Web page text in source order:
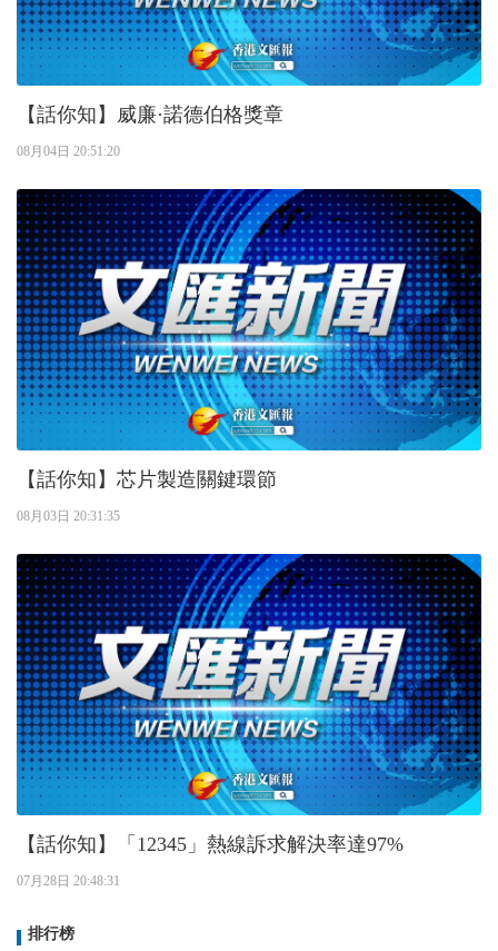
【話你知】威廉·諾德伯格獎章
08月04日 20:51:20
【話你知】芯片製造關鍵環節
08月03日 20:31:35
【話你知】「12345」熱線訴求解決率達97%
07月28日 20:48:31
排行榜